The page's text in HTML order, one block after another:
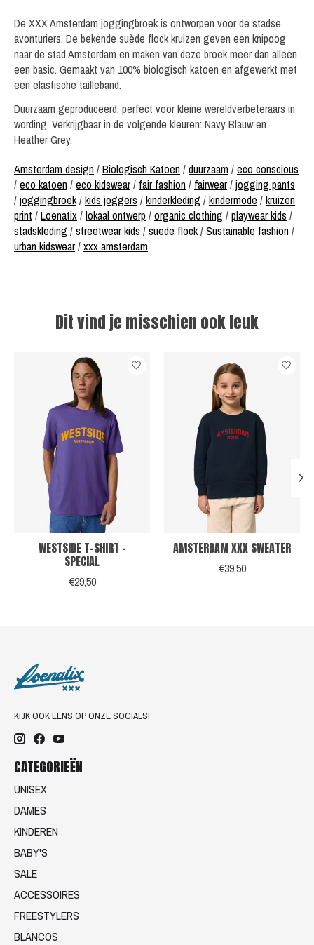
De XXX Amsterdam joggingbroek is ontworpen voor de stadse
avonturiers. De bekende suède flock kruizen geven een knipoog
naar de stad Amsterdam en maken van deze broek meer dan alleen
een basic. Gemaakt van 100% biologisch katoen en afgewerkt met
een elastische tailleband.
Duurzaam geproduceerd, perfect voor kleine wereldverbeteraars in
wording. Verkrijgbaar in de volgende kleuren: Navy Blauw en
Heather Grey.
Amsterdam design/Biologisch Katoen/duurzaam/eco conscious
/eco katoen/eco kidswear/ fair fashion/ fairwear/jogging pants
/joggingbroek/kids joggers /kinderkleding /kindermode /kruizen
print /Loenatix/lokaal ontwerp /organic clothing /playwear kids /
stadskleding /streetwear kids /suede flock/Sustainable fashion/
urban kidswear/xxx amsterdam
Dit vind je misschien ook leuk
Items van productcarrousel
WESTSIDE T-SHIRT -
SPECIAL
€29,50
AMSTERDAM XXX SWEATER
€39,50
KIJK OOK EENS OP ONZE SOCIALS!
CATEGORIEËN
UNISEX
DAMES
KINDEREN
BABY'S
SALE
ACCESSOIRES
FREESTYLERS
BLANCOS